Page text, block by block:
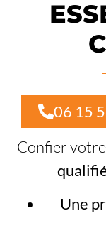
06 15
Confier
Une